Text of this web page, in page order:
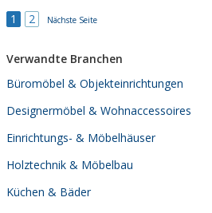
1
2 Nächste Seite
Verwandte Branchen
Büromöbel & Objekteinrichtungen
Designermöbel & Wohnaccessoires
Einrichtungs- & Möbelhäuser
Holztechnik & Möbelbau
Küchen & Bäder